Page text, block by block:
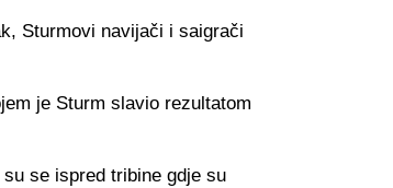
Sturmovi navijači i saigrači
je Sturm slavio rezultatom
se ispred tribine gdje su